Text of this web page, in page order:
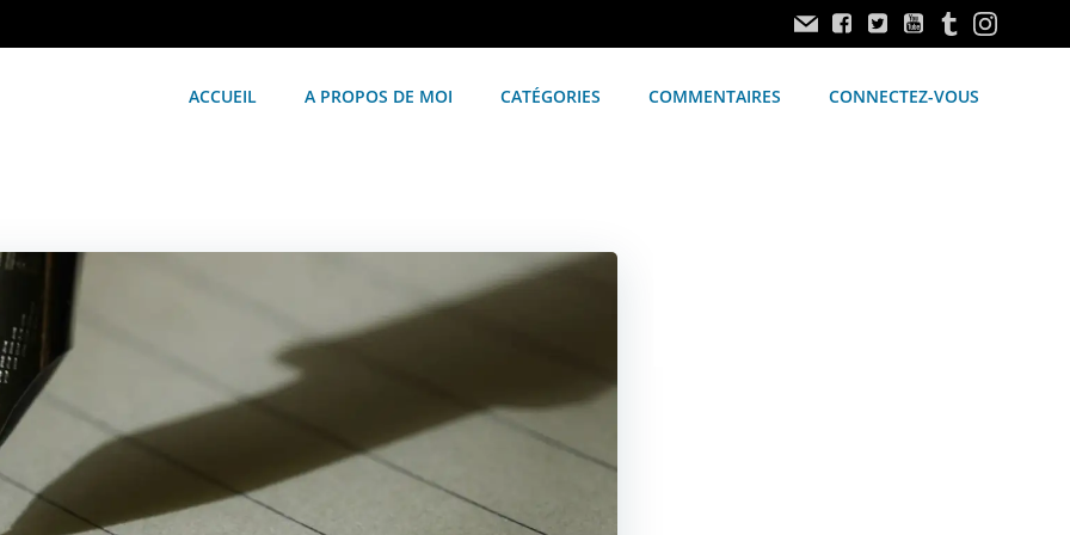
ACCUEIL A PROPOS DE MOI CATÉGORIES COMMENTAIRES CONNECTEZ-VOUS